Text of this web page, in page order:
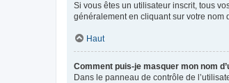
Si vous êtes un utilisateur inscrit, tous
généralement en cliquant sur votre nom
Haut
Comment puis-je masquer mon nom
Dans le panneau de contrôle de